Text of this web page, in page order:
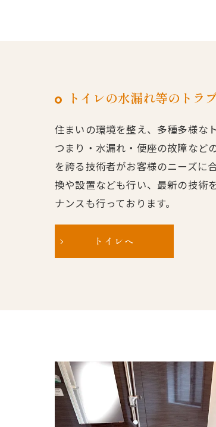
トイレの水漏れ等のトラ
住まいの環境を整え、多種多様な
つまり・水漏れ・便座の故障など
を誇る技術者がお客様のニーズに
換や設置なども行い、最新の技術
ナンスも行っております。
トイレへ